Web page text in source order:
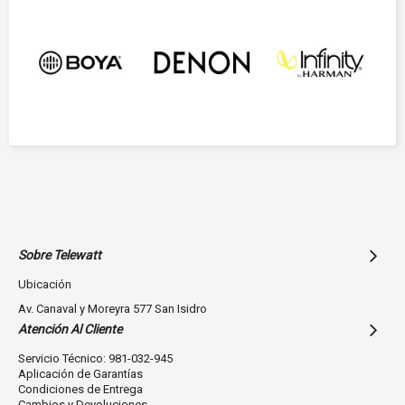
Sobre Telewatt
Ubicación
Av. Canaval y Moreyra 577 San Isidro
Atención Al Cliente
Servicio Técnico: 981-032-945
Aplicación de Garantías
Condiciones de Entrega